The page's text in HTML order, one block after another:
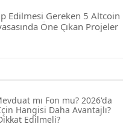
Edilmesi Gereken 5 Altcoin
Öne Çıkan Projeler
Alınır? Kripto Para Airdrop
Katılım Yöntemleri
mı Fon mu? 2026'da
Hangisi Daha Avantajlı?
Edilmeli?